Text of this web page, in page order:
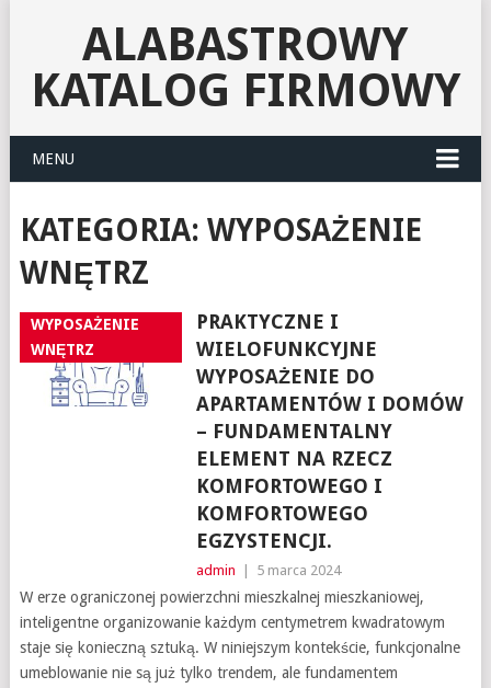
ALABASTROWY
KATALOG FIRMOWY
MENU
KATEGORIA: WYPOSAŻENIE
WNĘTRZ
WYPOSAŻENIE
WNĘTRZ
PRAKTYCZNE I
WIELOFUNKCYJNE
WYPOSAŻENIE DO
APARTAMENTÓW I DOMÓW
– FUNDAMENTALNY
ELEMENT NA RZECZ
KOMFORTOWEGO I
KOMFORTOWEGO
EGZYSTENCJI.
admin 5 marca 2024
W erze ograniczonej powierzchni mieszkalnej mieszkaniowej,
inteligentne organizowanie każdym centymetrem kwadratowym
staje się konieczną sztuką. W niniejszym kontekście, funkcjonalne
umeblowanie nie są już tylko trendem, ale fundamentem